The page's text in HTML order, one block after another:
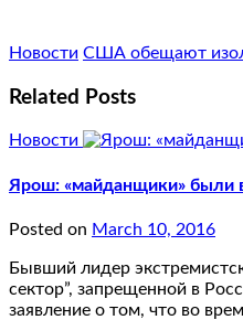
Новости США обещают
Related Posts
Новости
Ярош: «майданщики» были
Posted on March 10, 2016
Бывший лидер
сектор”, запрещенной в
заявление о том, что во